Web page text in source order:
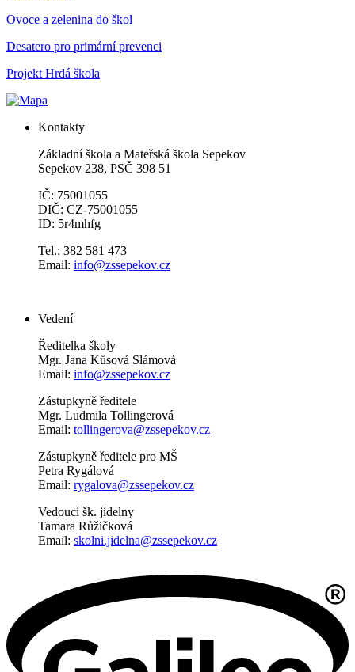
Ovoce a zelenina do škol
Desatero pro primární prevenci
Projekt Hrdá škola
Kontakty
Základní škola a Mateřská škola Sepekov
Sepekov 238, PSČ 398 51
IČ: 75001055
DIČ: CZ-75001055
ID: 5r4mhfg
Tel.: 382 581 473
Email: info@zssepekov.cz
Vedení
Ředitelka školy
Mgr. Jana Kůsová Slámová
Email: info@zssepekov.cz
Zástupkyně ředitele
Mgr. Ludmila Tollingerová
Email: tollingerova@zssepekov.cz
Zástupkyně ředitele pro MŠ
Petra Rygálová
Email: rygalova@zssepekov.cz
Vedoucí šk. jídelny
Tamara Růžičková
Email: skolni.jidelna@zssepekov.cz